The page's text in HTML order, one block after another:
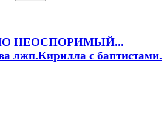
НЕОСПОРИМЫЙ...
лжп.Кирилла с баптистами.